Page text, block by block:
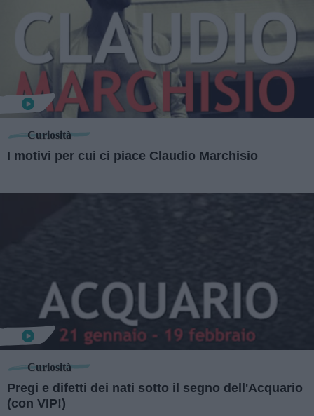
Curiosità
I motivi per cui ci piace Claudio Marchisio
Curiosità
Pregi e difetti dei nati sotto il segno dell'Acquario
(con VIP!)